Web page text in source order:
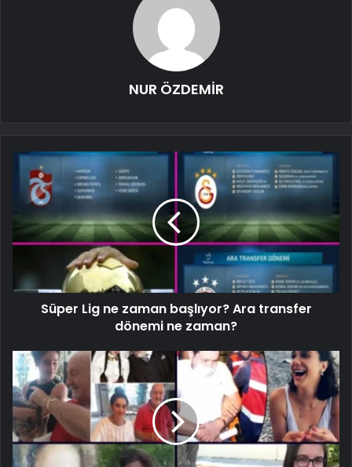
NUR ÖZDEMİR
Süper Lig ne zaman başlıyor? Ara transfer
dönemi ne zaman?